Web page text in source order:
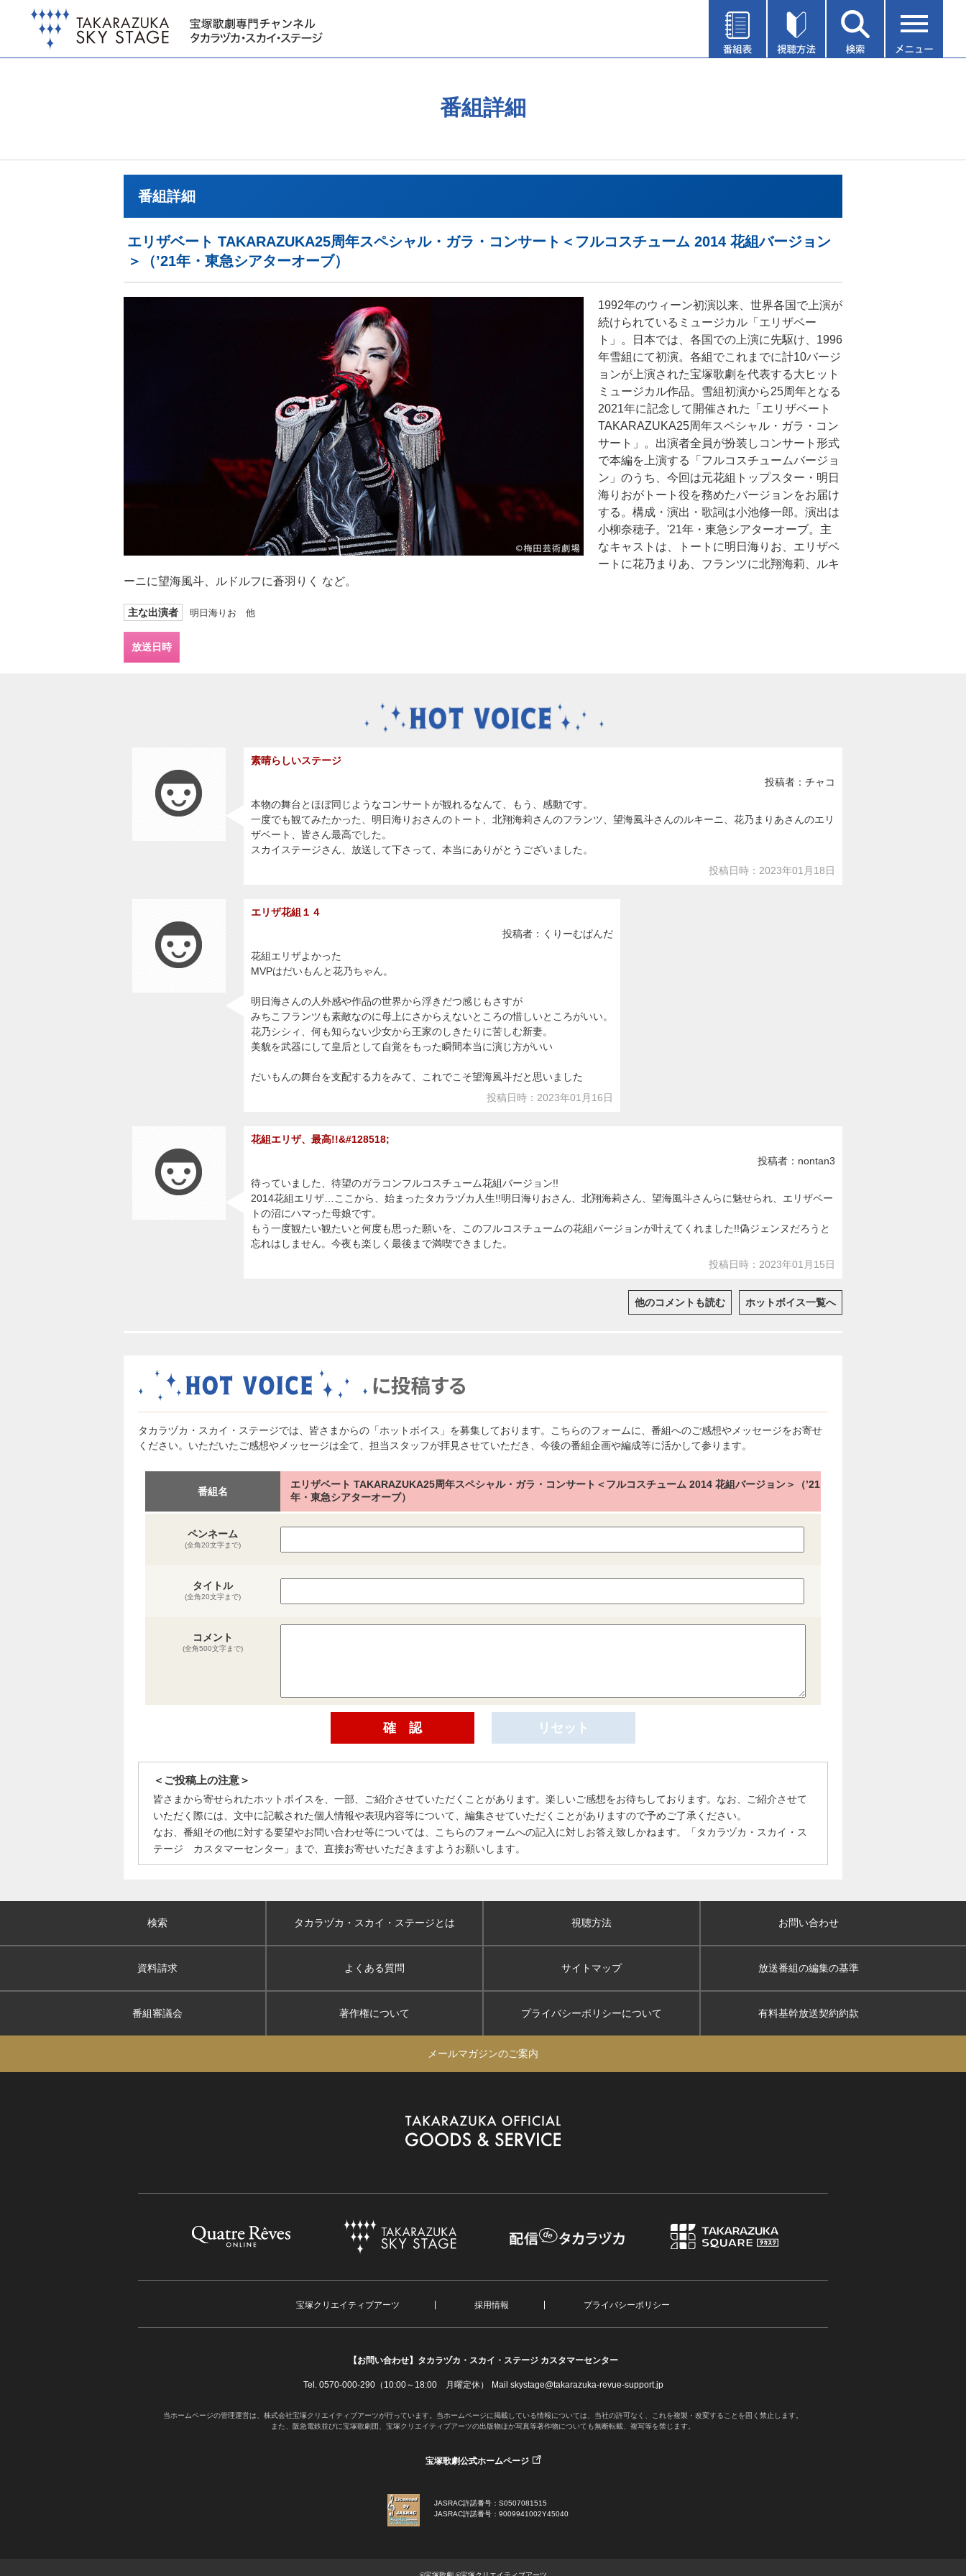
番組詳細
番組詳細
エリザベート TAKARAZUKA25周年スペシャル・ガラ・コンサート＜フルコスチューム 2014 花組バージョン
＞（’21年・東急シアターオーブ）
1992年のウィーン初演以来、世界各国で上演が
続けられているミュージカル「エリザベー
ト」。日本では、各国での上演に先駆け、1996
年雪組にて初演。各組でこれまでに計10バージ
ョンが上演された宝塚歌劇を代表する大ヒット
ミュージカル作品。雪組初演から25周年となる
2021年に記念して開催された「エリザベート
TAKARAZUKA25周年スペシャル・ガラ・コン
サート」。出演者全員が扮装しコンサート形式
で本編を上演する「フルコスチュームバージョ
ン」のうち、今回は元花組トップスター・明日
海りおがトート役を務めたバージョンをお届け
する。構成・演出・歌詞は小池修一郎。演出は
小柳奈穂子。'21年・東急シアターオーブ。主
なキャストは、トートに明日海りお、エリザベ
ートに花乃まりあ、フランツに北翔海莉、ルキ
ーニに望海風斗、ルドルフに蒼羽りく など。
主な出演者 明日海りお 他
放送日時
素晴らしいステージ
投稿者：チャコ
本物の舞台とほぼ同じようなコンサートが観れるなんて、もう、感動です。
一度でも観てみたかった、明日海りおさんのトート、北翔海莉さんのフランツ、望海風斗さんのルキーニ、花乃まりあさんのエリ
ザベート、皆さん最高でした。
スカイステージさん、放送して下さって、本当にありがとうございました。
投稿日時：2023年01月18日
エリザ花組１４
投稿者：くりーむぱんだ
花組エリザよかった
MVPはだいもんと花乃ちゃん。
明日海さんの人外感や作品の世界から浮きだつ感じもさすが
みちこフランツも素敵なのに母上にさからえないところの惜しいところがいい。
花乃シシィ、何も知らない少女から王家のしきたりに苦しむ新妻。
美貌を武器にして皇后として自覚をもった瞬間本当に演じ方がいい
だいもんの舞台を支配する力をみて、これでこそ望海風斗だと思いました
投稿日時：2023年01月16日
花組エリザ、最高!!&#128518;
投稿者：nontan3
待っていました、待望のガラコンフルコスチューム花組バージョン!!
2014花組エリザ…ここから、始まったタカラヅカ人生!!明日海りおさん、北翔海莉さん、望海風斗さんらに魅せられ、エリザベー
トの沼にハマった母娘です。
もう一度観たい観たいと何度も思った願いを、このフルコスチュームの花組バージョンが叶えてくれました!!偽ジェンヌだろうと
忘れはしません。今夜も楽しく最後まで満喫できました。
投稿日時：2023年01月15日
他のコメントも読む ホットボイス一覧へ
タカラヅカ・スカイ・ステージでは、皆さまからの「ホットボイス」を募集しております。こちらのフォームに、番組へのご感想やメッセージをお寄せ
ください。いただいたご感想やメッセージは全て、担当スタッフが拝見させていただき、今後の番組企画や編成等に活かして参ります。
番組名
エリザベート TAKARAZUKA25周年スペシャル・ガラ・コンサート＜フルコスチューム 2014 花組バージョン＞（’21
年・東急シアターオーブ）
ペンネーム
(全角20文字まで)
タイトル
(全角20文字まで)
コメント
(全角500文字まで)
＜ご投稿上の注意＞
皆さまから寄せられたホットボイスを、一部、ご紹介させていただくことがあります。楽しいご感想をお待ちしております。なお、ご紹介させて
いただく際には、文中に記載された個人情報や表現内容等について、編集させていただくことがありますので予めご了承ください。
なお、番組その他に対する要望やお問い合わせ等については、こちらのフォームへの記入に対しお答え致しかねます。「タカラヅカ・スカイ・ス
テージ カスタマーセンター」まで、直接お寄せいただきますようお願いします。
検索 タカラヅカ・スカイ ・ステージとは 視聴方法 お問い合わせ
資料請求 よくある質問 サイトマップ 放送番組の編集の基準
番組審議会 著作権について プライバシーポリシーについて 有料基幹放送契約約款
メールマガジンのご案内
宝塚クリエイティブアーツ 採用情報 プライバシーポリシー
【お問い合わせ】 タカラヅカ・スカイ・ステージ カスタマーセンター
Tel. 0570-000-290（10:00～18:00 月曜定休） Mail skystage@takarazuka-revue-support.jp
当ホームページの管理運営は、株式会社宝塚クリエイティブアーツが行っています。当ホームページに掲載している情報については、当社の許可なく、これを複製・改変することを固く禁止します。
また、阪急電鉄並びに宝塚歌劇団、宝塚クリエイティブアーツの出版物ほか写真等著作物についても無断転載、複写等を禁じます。
宝塚歌劇公式ホームページ
JASRAC許諾番号：S0507081515
JASRAC許諾番号：9009941002Y45040